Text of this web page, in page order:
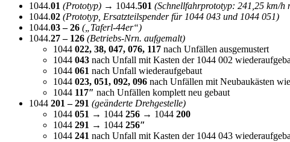
1044.01 (Prototyp) → 1044.501 (Schnellfahrprototyp: 241,25 km/h
1044.02 (Prototyp, Ersatzteilspender für 1044 043 und 1044 051)
1044.03 – 26 („Taferl-44er“)
1044.27 – 126 (Betriebs-Nrn. aufgemalt)
1044 022, 38, 047, 076, 117 nach Unfällen ausgemustert
1044 043 nach Unfall mit Kasten der 1044 002
1044 061 nach Unfall wiederaufgebaut
1044 023, 051, 092, 096 nach Unfällen mit Neubaukästen
1044 117″ nach Unfällen komplett neu gebaut
1044 201 – 291 (geänderte Drehgestelle)
1044 051 → 1044 256 → 1044 200
1044 291 → 1044 256″
1044 241 nach Unfall mit Kasten der 1044 043